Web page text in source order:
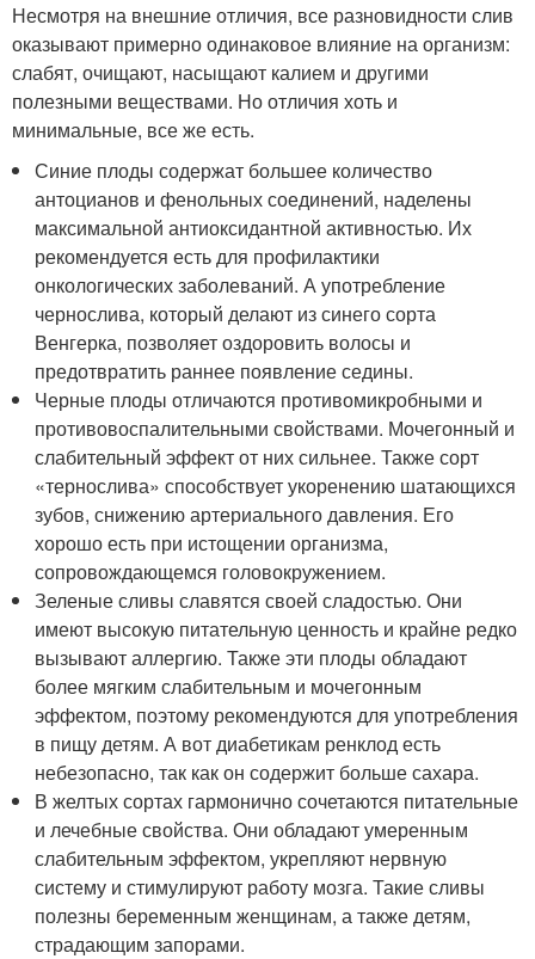
Несмотря на внешние отличия, все разновидности слив
оказывают примерно одинаковое влияние на организм:
слабят, очищают, насыщают калием и другими
полезными веществами. Но отличия хоть и
минимальные, все же есть.
Синие плоды содержат большее количество
антоцианов и фенольных соединений, наделены
максимальной антиоксидантной активностью. Их
рекомендуется есть для профилактики
онкологических заболеваний. А употребление
чернослива, который делают из синего сорта
Венгерка, позволяет оздоровить волосы и
предотвратить раннее появление седины.
Черные плоды отличаются противомикробными и
противовоспалительными свойствами. Мочегонный и
слабительный эффект от них сильнее. Также сорт
«тернослива» способствует укоренению шатающихся
зубов, снижению артериального давления. Его
хорошо есть при истощении организма,
сопровождающемся головокружением.
Зеленые сливы славятся своей сладостью. Они
имеют высокую питательную ценность и крайне редко
вызывают аллергию. Также эти плоды обладают
более мягким слабительным и мочегонным
эффектом, поэтому рекомендуются для употребления
в пищу детям. А вот диабетикам ренклод есть
небезопасно, так как он содержит больше сахара.
В желтых сортах гармонично сочетаются питательные
и лечебные свойства. Они обладают умеренным
слабительным эффектом, укрепляют нервную
систему и стимулируют работу мозга. Такие сливы
полезны беременным женщинам, а также детям,
страдающим запорами.